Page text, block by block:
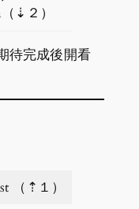
⇣２）
待完成後開看
（⇡１）